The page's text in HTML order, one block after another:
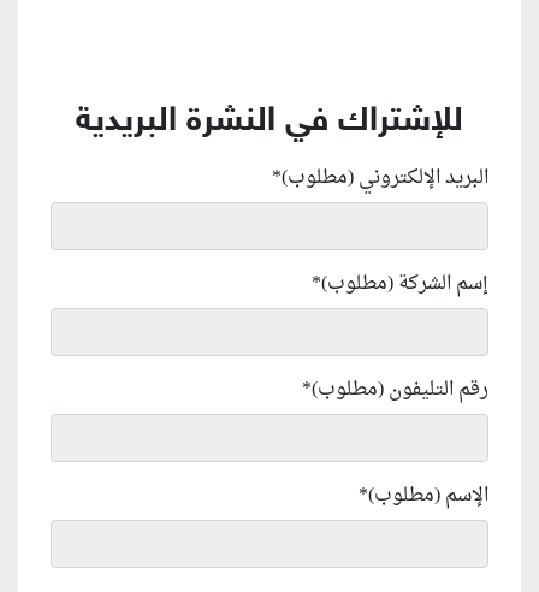
للإشتراك في النشرة البريدية
البريد الإلكتروني (مطلوب)*
إسم الشركة (مطلوب)*
رقم التليفون (مطلوب)*
الإسم (مطلوب)*